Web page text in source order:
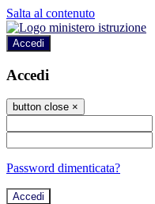
Salta al contenuto
Accedi
Accedi
button close ×
Password dimenticata?